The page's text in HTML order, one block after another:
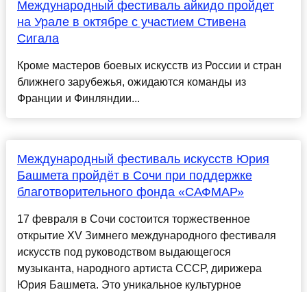
Международный фестиваль айкидо пройдет
на Урале в октябре с участием Стивена
Сигала
Кроме мастеров боевых искусств из России и стран
ближнего зарубежья, ожидаются команды из
Франции и Финляндии...
Международный фестиваль искусств Юрия
Башмета пройдёт в Сочи при поддержке
благотворительного фонда «САФМАР»
17 февраля в Сочи состоится торжественное
открытие XV Зимнего международного фестиваля
искусств под руководством выдающегося
музыканта, народного артиста СССР, дирижера
Юрия Башмета. Это уникальное культурное